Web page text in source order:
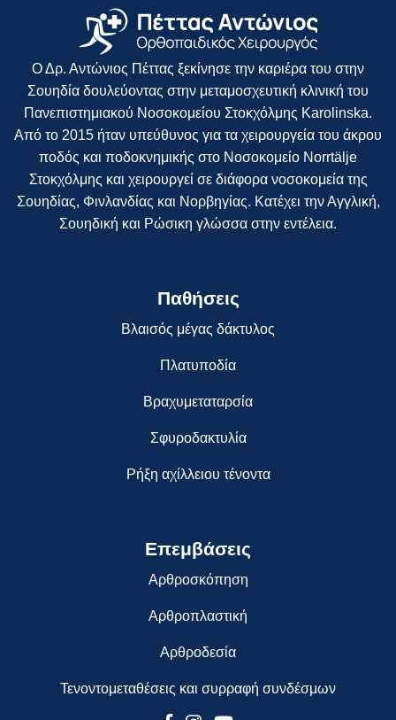
Ο Δρ. Αντώνιος Πέττας ξεκίνησε την καριέρα του στην
Σουηδία δουλεύοντας στην μεταμοσχευτική κλινική του
Πανεπιστημιακού Νοσοκομείου Στοκχόλμης Karolinska.
Από το 2015 ήταν υπεύθυνος για τα χειρουργεία του άκρου
ποδός και ποδοκνημικής στο Νοσοκομείο Norrtälje
Στοκχόλμης και χειρουργεί σε διάφορα νοσοκομεία της
Σουηδίας, Φινλανδίας και Νορβηγίας. Κατέχει την Αγγλική,
Σουηδική και Ρώσικη γλώσσα στην εντέλεια.
Παθήσεις
Βλαισός μέγας δάκτυλος
Πλατυποδία
Βραχυμεταταρσία
Σφυροδακτυλία
Ρήξη αχίλλειου τένοντα
Επεμβάσεις
Αρθροσκόπηση
Αρθροπλαστική
Αρθροδεσία
Τενοντομεταθέσεις και συρραφή συνδέσμων